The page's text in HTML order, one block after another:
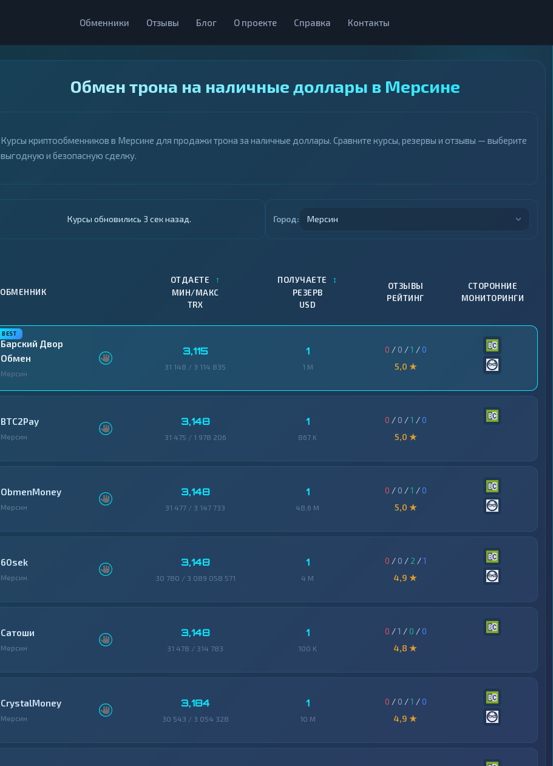
Обменники Отзывы Блог О проекте Справка Контакты
Обмен трона на наличные доллары в Мерсине
Курсы криптообменников в Мерсине для продажи трона за наличные доллары. Сравните курсы, резервы и отзывы — выберите
выгодную и безопасную сделку.
Курсы обновились 4 сек назад. Город: Мерсин
ОБМЕННИК
ОТДАЕТЕ ↑
МИН/МАКС
TRX
ПОЛУЧАЕТЕ ↕
РЕЗЕРВ
USD
ОТЗЫВЫ
РЕЙТИНГ
СТОРОННИЕ
МОНИТОРИНГИ
Барский Двор
Обмен
Мерсин
3,115
31 148 / 3 114 835
1
1 M
0 / 0 /1 /0
5,0 ★
BTC2Pay
Мерсин
3,148
31 475 / 1 978 206
1
867 K
0 / 0 /1 /0
5,0 ★
ObmenMoney
Мерсин
3,148
31 477 / 3 147 733
1
48,6 M
0 / 0 /1 /0
5,0 ★
60sek
Мерсин
3,148
30 780 / 3 089 058 571
1
4 M
0 / 0 / 2 /1
4,9 ★
Сатоши
Мерсин
3,148
31 478 / 314 783
1
100 K
0 /1 / 0 /0
4,8 ★
CrystalMoney
Мерсин
3,184
30 543 / 3 054 328
1
10 M
0 / 0 /1 /0
4,9 ★